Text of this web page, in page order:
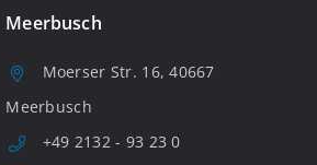
Meerbusch
Moerser Str. 16, 40667
Meerbusch
+49 2132 - 93 23 0